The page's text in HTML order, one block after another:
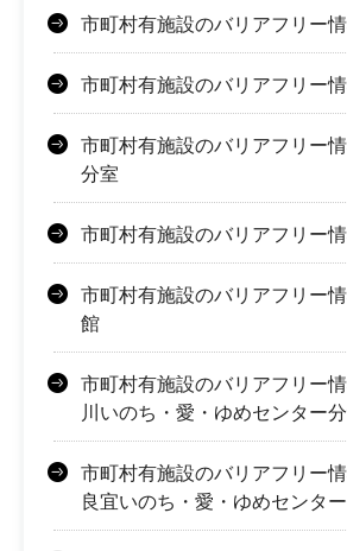
市町村有施設のバリアフリー
市町村有施設のバリアフリー
市町村有施設のバリアフリー
分室
市町村有施設のバリアフリー
市町村有施設のバリアフリー
館
市町村有施設のバリアフリー
川いのち・愛・ゆめセンター
市町村有施設のバリアフリー
良宜いのち・愛・ゆめセンタ